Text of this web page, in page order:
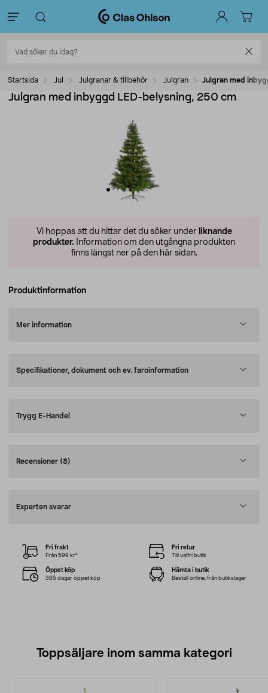
Startsida Jul Julgranar & tillbehör Julgran Julgran med
Julgran med inbyggd LED-belysning, 250 cm
Vi hoppas att du hittar det du söker under liknande
produkter. Information om den utgångna produkten
finns längst ner på den här sidan.
Produktinformation
Mer information
Specifikationer, dokument och ev. faroinformation
Trygg E-Handel
Recensioner (8)
Experten svarar
Fri frakt
Från 599 kr*
Fri retur
Till valfri butik
Öppet köp
365 dagar öppet köp
Hämta i butik
Beställ online, från butikslager
Toppsäljare inom samma kategori